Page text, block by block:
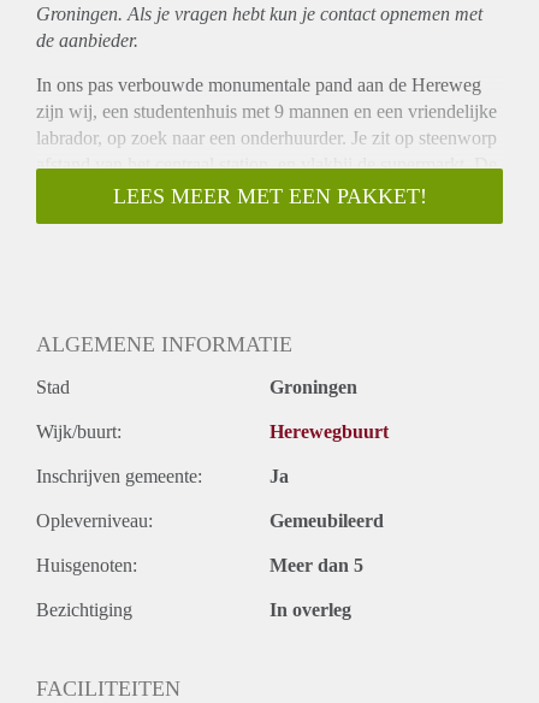
Groningen. Als je vragen hebt kun je contact opnemen met
de aanbieder.
In ons pas verbouwde monumentale pand aan de Hereweg
zijn wij, een studentenhuis met 9 mannen en een vriendelijke
labrador, op zoek naar een onderhuurder. Je zit op steenworp
afstand van het centraal station, en vlakbij de supermarkt. De
kamer bevindt zich op de begane grond. Hij komt niet
gemeubileerd, maar er zijn wel een ingebouwde kast en
achtertuin.
LEES MEER MET EEN PAKKET!
ALGEMENE INFORMATIE
Stad Groningen
Wijk/buurt: Herewegbuurt
Inschrijven gemeente: Ja
Opleverniveau: Gemeubileerd
Huisgenoten: Meer dan 5
Bezichtiging In overleg
FACILITEITEN